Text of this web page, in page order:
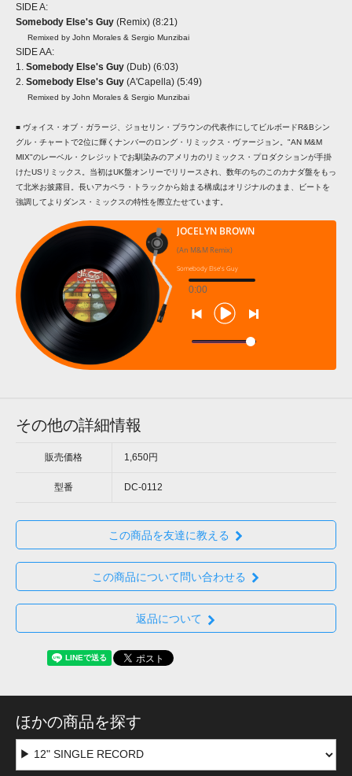
SIDE A:
Somebody Else's Guy (Remix) (8:21)
Remixed by John Morales & Sergio Munzibai
SIDE AA:
1. Somebody Else's Guy (Dub) (6:03)
2. Somebody Else's Guy (A'Capella) (5:49)
Remixed by John Morales & Sergio Munzibai
■ ヴォイス・オブ・ガラージ、ジョセリン・ブラウンの代表作にしてビルボードR&Bシン
グル・チャートで2位に輝くナンバーのロング・リミックス・ヴァージョン。"AN M&M
MIX"のレーベル・クレジットでお馴染みのアメリカのリミックス・プロダクションが手掛
けたUSリミックス。当初はUK盤オンリーでリリースされ、数年のちのこのカナダ盤をもっ
て北米お披露目。長いアカペラ・トラックから始まる構成はオリジナルのまま、ビートを
強調してよりダンス・ミックスの特性を際立たせています。
JOCELYN BROWN
(An M&M Remix)
Somebody Else's Guy
0:00
その他の詳細情報
販売価格 1,650円
型番 DC-0112
この商品を友達に教える
この商品について問い合わせる
返品について
ほかの商品を探す